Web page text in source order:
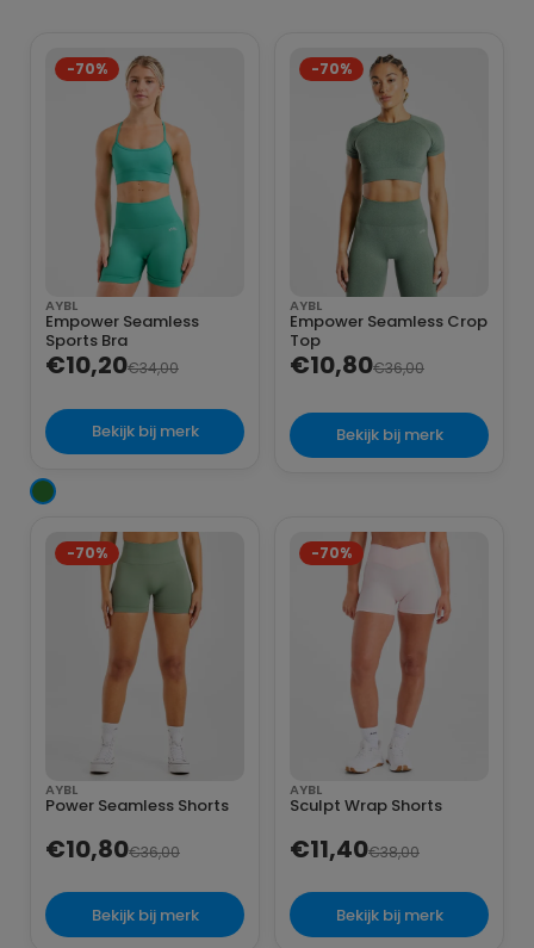
-70%
AYBL
Empower Seamless
Sports Bra
€10,20€34,00
Bekijk bij merk
-70%
AYBL
Empower Seamless Crop
Top
€10,80€36,00
Bekijk bij merk
-70%
AYBL
Power Seamless Shorts
€10,80€36,00
Bekijk bij merk
-70%
AYBL
Sculpt Wrap Shorts
€11,40€38,00
Bekijk bij merk